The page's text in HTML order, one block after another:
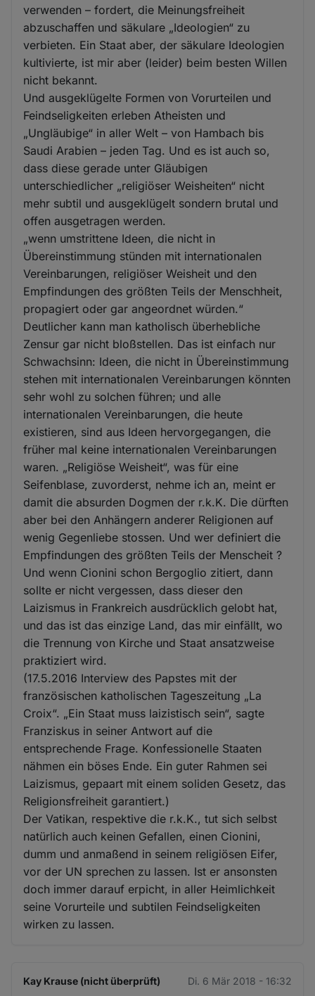
verwenden – fordert, die Meinungsfreiheit
abzuschaffen und säkulare „Ideologien“ zu
verbieten. Ein Staat aber, der säkulare Ideologien
kultivierte, ist mir aber (leider) beim besten Willen
nicht bekannt.
Und ausgeklügelte Formen von Vorurteilen und
Feindseligkeiten erleben Atheisten und
„Ungläubige“ in aller Welt – von Hambach bis
Saudi Arabien – jeden Tag. Und es ist auch so,
dass diese gerade unter Gläubigen
unterschiedlicher „religiöser Weisheiten“ nicht
mehr subtil und ausgeklügelt sondern brutal und
offen ausgetragen werden.
„wenn umstrittene Ideen, die nicht in
Übereinstimmung stünden mit internationalen
Vereinbarungen, religiöser Weisheit und den
Empfindungen des größten Teils der Menschheit,
propagiert oder gar angeordnet würden.“
Deutlicher kann man katholisch überhebliche
Zensur gar nicht bloßstellen. Das ist einfach nur
Schwachsinn: Ideen, die nicht in Übereinstimmung
stehen mit internationalen Vereinbarungen könnten
sehr wohl zu solchen führen; und alle
internationalen Vereinbarungen, die heute
existieren, sind aus Ideen hervorgegangen, die
früher mal keine internationalen Vereinbarungen
waren. „Religiöse Weisheit“, was für eine
Seifenblase, zuvorderst, nehme ich an, meint er
damit die absurden Dogmen der r.k.K. Die dürften
aber bei den Anhängern anderer Religionen auf
wenig Gegenliebe stossen. Und wer definiert die
Empfindungen des größten Teils der Menscheit ?
Und wenn Cionini schon Bergoglio zitiert, dann
sollte er nicht vergessen, dass dieser den
Laizismus in Frankreich ausdrücklich gelobt hat,
und das ist das einzige Land, das mir einfällt, wo
die Trennung von Kirche und Staat ansatzweise
praktiziert wird.
(17.5.2016 Interview des Papstes mit der
französischen katholischen Tageszeitung „La
Croix“. „Ein Staat muss laizistisch sein“, sagte
Franziskus in seiner Antwort auf die
entsprechende Frage. Konfessionelle Staaten
nähmen ein böses Ende. Ein guter Rahmen sei
Laizismus, gepaart mit einem soliden Gesetz, das
Religionsfreiheit garantiert.)
Der Vatikan, respektive die r.k.K., tut sich selbst
natürlich auch keinen Gefallen, einen Cionini,
dumm und anmaßend in seinem religiösen Eifer,
vor der UN sprechen zu lassen. Ist er ansonsten
doch immer darauf erpicht, in aller Heimlichkeit
seine Vorurteile und subtilen Feindseligkeiten
wirken zu lassen.
Kay Krause (nicht überprüft) Di. 6 Mär 2018 - 16:32